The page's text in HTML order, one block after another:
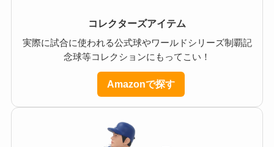
コレクターズアイテム
実際に試合に使われる公式球やワールドシリーズ制覇記
念球等コレクションにもってこい！
Amazonで探す